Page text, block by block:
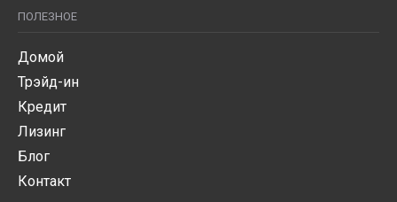
ПОЛЕЗНОЕ
Домой
Трэйд-ин
Кредит
Лизинг
Блог
Контакт